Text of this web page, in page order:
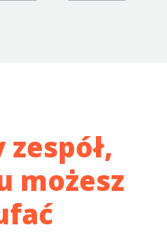
możesz